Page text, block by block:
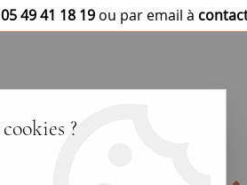
05 49 41 18 19 ou par email à
?